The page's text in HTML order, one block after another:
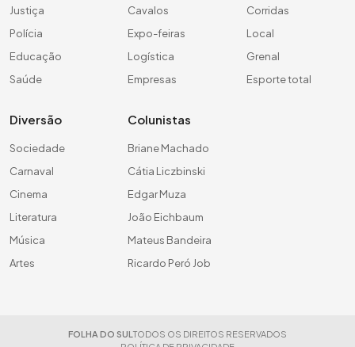
Justiça
Polícia
Educação
Saúde
Cavalos
Expo-feiras
Logística
Empresas
Corridas
Local
Grenal
Esporte total
Diversão
Sociedade
Carnaval
Cinema
Literatura
Música
Artes
Colunistas
Briane Machado
Cátia Liczbinski
Edgar Muza
João Eichbaum
Mateus Bandeira
Ricardo Peró Job
FOLHA DO SUL TODOS OS DIREITOS RESERVADOS